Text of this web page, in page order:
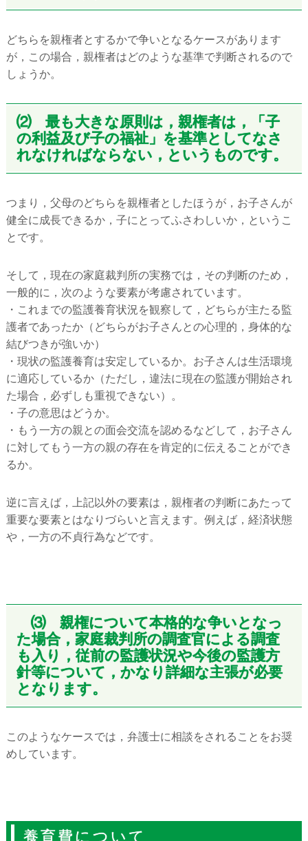
どちらを親権者とするかで争いとなるケースがあります
が，この場合，親権者はどのような基準で判断されるので
しょうか。
⑵ 最も大きな原則は，親権者は，「子
の利益及び子の福祉」を基準としてなさ
れなければならない，というものです。
つまり，父母のどちらを親権者としたほうが，お子さんが
健全に成長できるか，子にとってふさわしいか，というこ
とです。
そして，現在の家庭裁判所の実務では，その判断のため，
一般的に，次のような要素が考慮されています。
・これまでの監護養育状況を観察して，どちらが主たる監
護者であったか（どちらがお子さんとの心理的，身体的な
結びつきが強いか）
・現状の監護養育は安定しているか。お子さんは生活環境
に適応しているか（ただし，違法に現在の監護が開始され
た場合，必ずしも重視できない）。
・子の意思はどうか。
・もう一方の親との面会交流を認めるなどして，お子さん
に対してもう一方の親の存在を肯定的に伝えることができ
るか。
逆に言えば，上記以外の要素は，親権者の判断にあたって
重要な要素とはなりづらいと言えます。例えば，経済状態
や，一方の不貞行為などです。
⑶ 親権について本格的な争いとなっ
た場合，家庭裁判所の調査官による調査
も入り，従前の監護状況や今後の監護方
針等について，かなり詳細な主張が必要
となります。
このようなケースでは，弁護士に相談をされることをお奨
めしています。
養育費について